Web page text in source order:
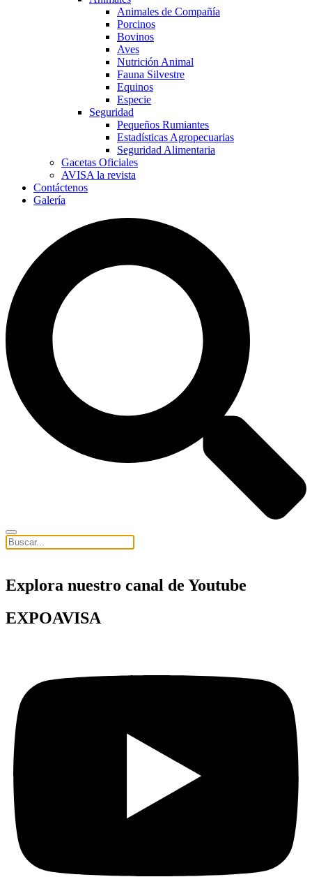
Animales de Compañía
Porcinos
Bovinos
Aves
Nutrición Animal
Fauna Silvestre
Equinos
Especie
Seguridad
Pequeños Rumiantes
Estadísticas Agropecuarias
Seguridad Alimentaria
Gacetas Oficiales
AVISA la revista
Contáctenos
Galería
Explora nuestro canal de Youtube
EXPOAVISA